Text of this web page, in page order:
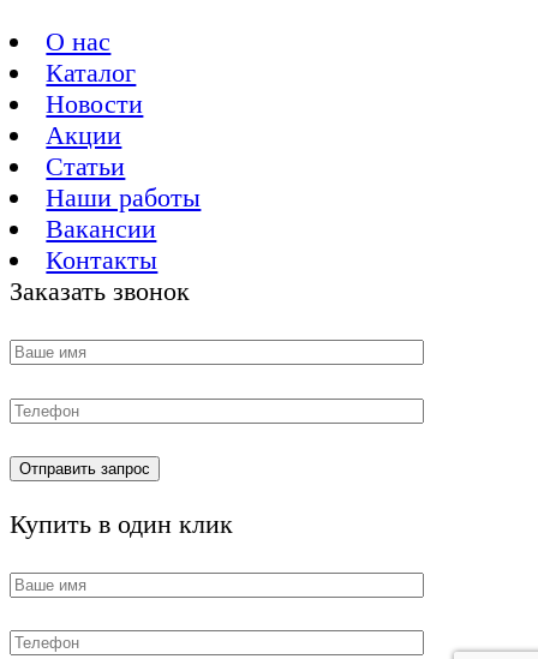
О нас
Каталог
Новости
Акции
Статьи
Наши работы
Вакансии
Контакты
Заказать звонок
Купить в один клик